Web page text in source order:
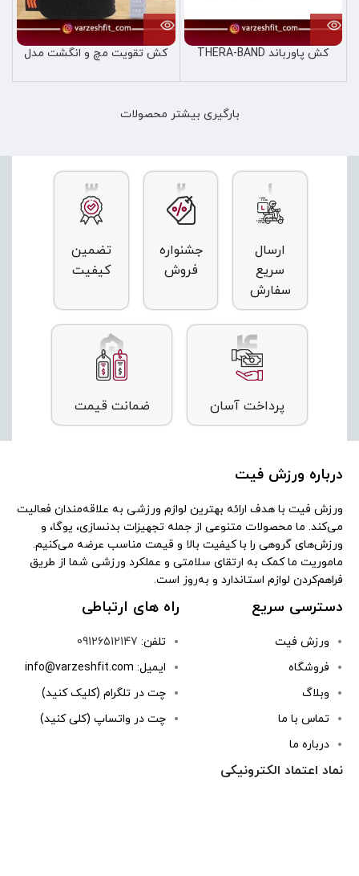
کش پاورباند THERA-BAND
کش تقویت مچ و انگشت مدل
بارگیری بیشتر محصولات
ارسال
سریع
سفارش
جشنواره
فروش
تضمین
کیفیت
پرداخت آسان ضمانت قیمت
درباره ورزش فیت
ورزش فیت با هدف ارائه بهترین لوازم ورزشی به علاقه‌مندان فعالیت
می‌کند. ما محصولات متنوعی از جمله تجهیزات بدنسازی، یوگا، و
ورزش‌های گروهی را با کیفیت بالا و قیمت مناسب عرضه می‌کنیم.
ماموریت ما کمک به ارتقای سلامتی و عملکرد ورزشی شما از طریق
فراهم‌کردن لوازم استاندارد و به‌روز است.
دسترسی سریع
ورزش فیت
فروشگاه
وبلاگ
تماس با ما
درباره ما
راه های ارتباطی
تلفن: 09126512147
ایمیل: info@varzeshfit.com
چت در تلگرام (کلیک کنید)
چت در واتساپ (کلی کنید)
نماد اعتماد الکترونیکی